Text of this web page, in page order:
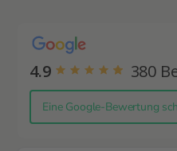
4.9 380
Eine Google-Bewertung